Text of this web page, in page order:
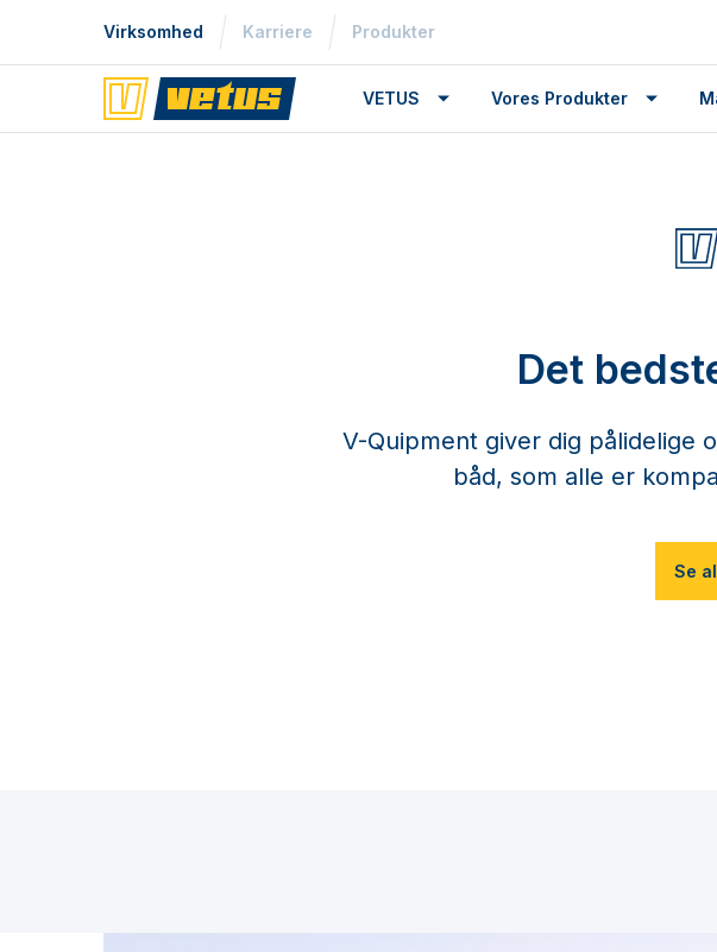
Virksomhed Karriere Produkter
VETUS Vores Produkter
Det
V-Quipment giver dig pålidelige
båd, som alle er
Se